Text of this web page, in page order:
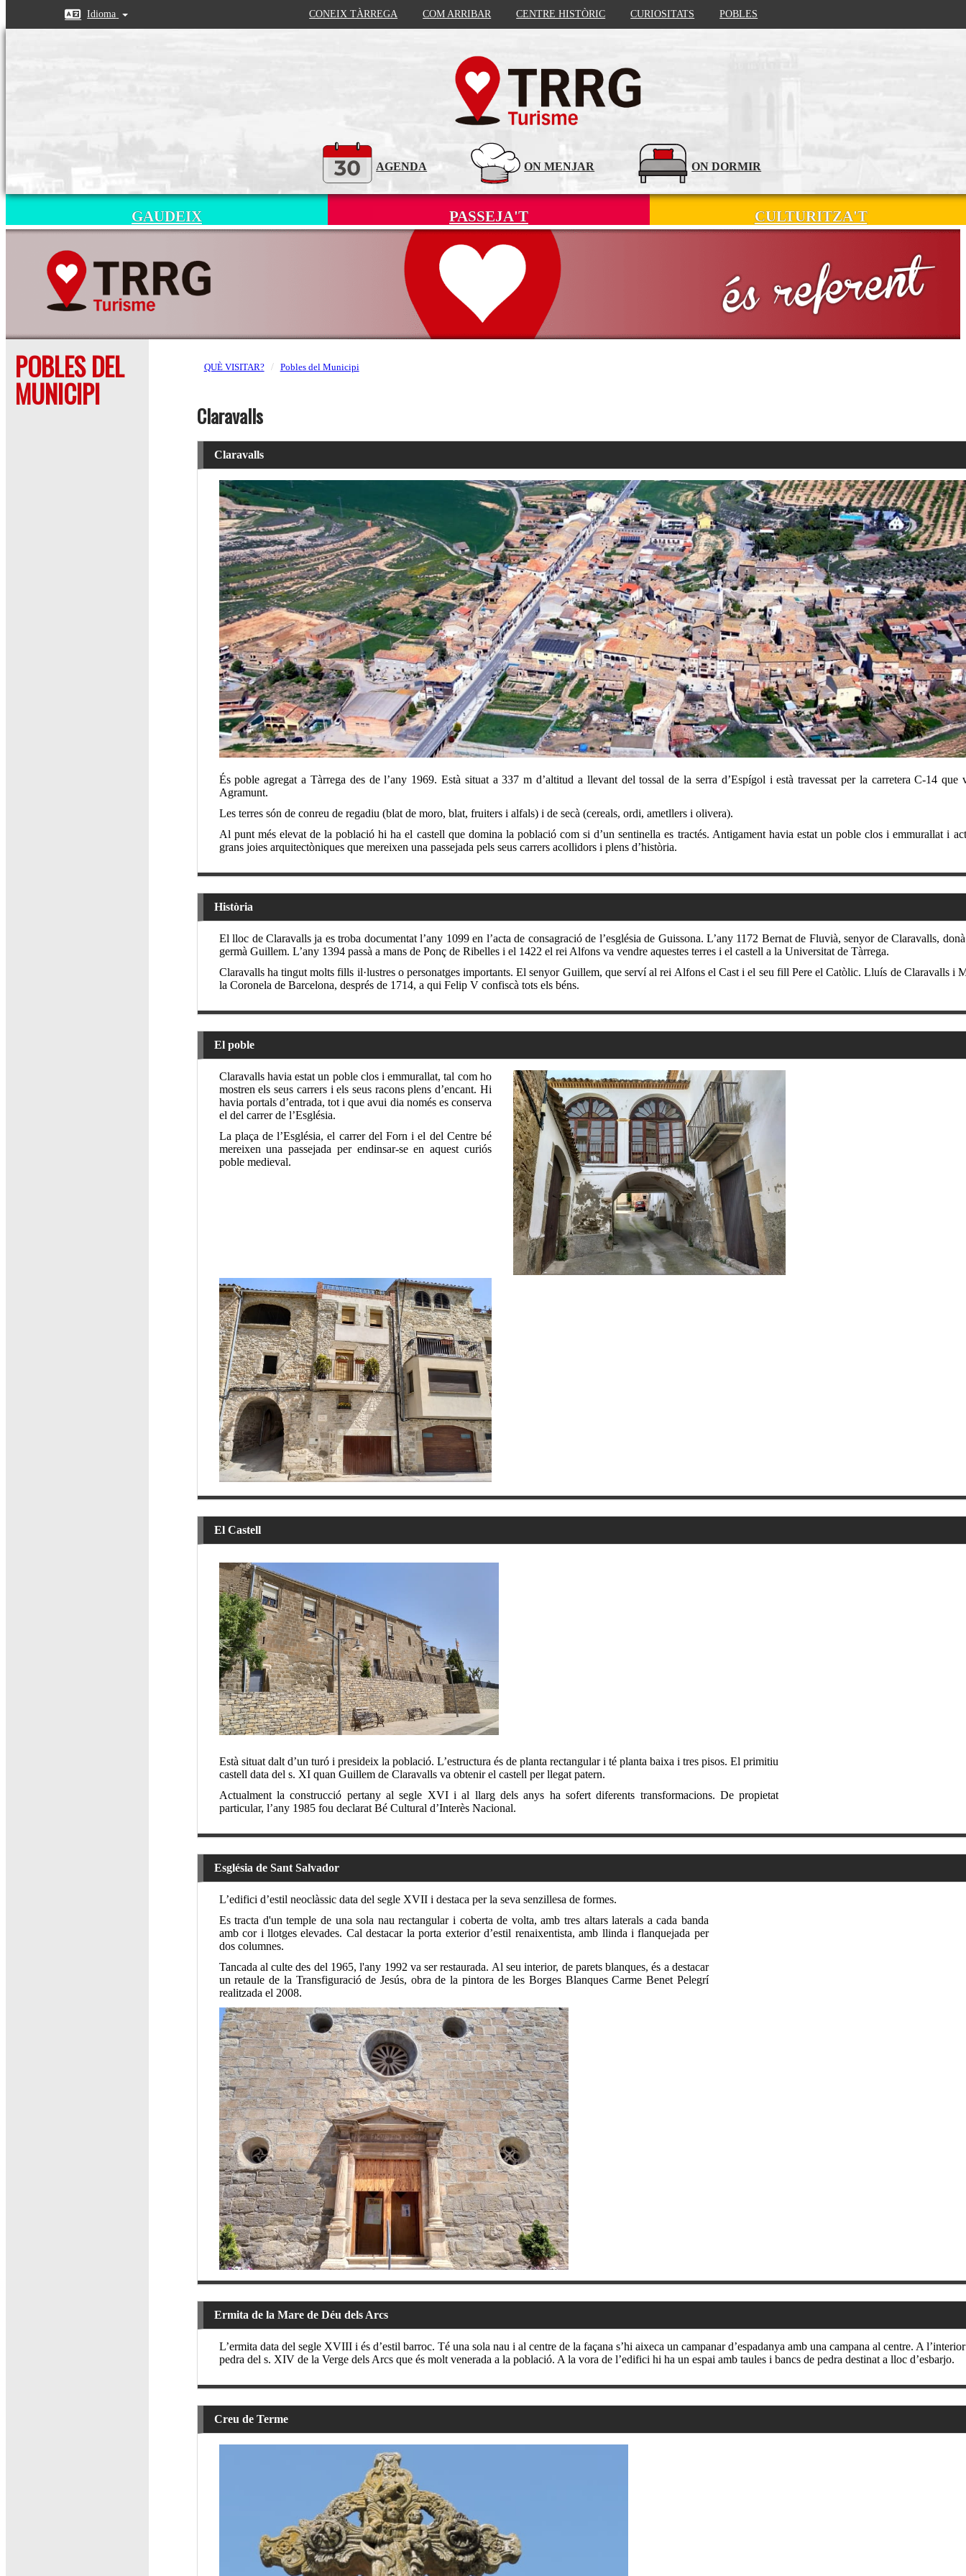
Idioma CONEIX TÀRREGA COM ARRIBAR CENTRE HISTÒRIC CURIOSITATS POBLES
AGENDA ON MENJAR ON DORMIR
GAUDEIX PASSEJA'T CULTURITZA'T
POBLES DEL
MUNICIPI
QUÈ VISITAR? Pobles del Municipi
Claravalls
Claravalls
És poble agregat a Tàrrega des de l’any 1969. Està situat a 337 m d’altitud a llevant del tossal de la serra d’Espígol i està travessat per la carretera C-14 que
Agramunt.
Les terres són de conreu de regadiu (blat de moro, blat, fruiters i alfals) i de secà (cereals, ordi, ametllers i olivera).
Al punt més elevat de la població hi ha el castell que domina la població com si d’un sentinella es tractés. Antigament havia estat un poble clos i emmurallat i
grans joies arquitectòniques que mereixen una passejada pels seus carrers acollidors i plens d’història.
Història
El lloc de Claravalls ja es troba documentat l’any 1099 en l’acta de consagració de l’església de Guissona. L’any 1172 Bernat de Fluvià, senyor de Claravalls,
germà Guillem. L’any 1394 passà a mans de Ponç de Ribelles i el 1422 el rei Alfons va vendre aquestes terres i el castell a la Universitat de Tàrrega.
Claravalls ha tingut molts fills il·lustres o personatges importants. El senyor Guillem, que serví al rei Alfons el Cast i el seu fill Pere el Catòlic. Lluís de Claravalls i
la Coronela de Barcelona, després de 1714, a qui Felip V confiscà tots els béns.
El poble
Claravalls havia estat un poble clos i emmurallat, tal com ho
mostren els seus carrers i els seus racons plens d’encant. Hi
havia portals d’entrada, tot i que avui dia només es conserva
el del carrer de l’Església.
La plaça de l’Església, el carrer del Forn i el del Centre bé
mereixen una passejada per endinsar-se en aquest curiós
poble medieval.
El Castell
Està situat dalt d’un turó i presideix la població. L’estructura és de planta rectangular i té planta baixa i tres pisos. El primitiu
castell data del s. XI quan Guillem de Claravalls va obtenir el castell per llegat patern.
Actualment la construcció pertany al segle XVI i al llarg dels anys ha sofert diferents transformacions. De propietat
particular, l’any 1985 fou declarat Bé Cultural d’Interès Nacional.
Església de Sant Salvador
L’edifici d’estil neoclàssic data del segle XVII i destaca per la seva senzillesa de formes.
Es tracta d'un temple de una sola nau rectangular i coberta de volta, amb tres altars laterals a cada banda
amb cor i llotges elevades. Cal destacar la porta exterior d’estil renaixentista, amb llinda i flanquejada per
dos columnes.
Tancada al culte des del 1965, l'any 1992 va ser restaurada. Al seu interior, de parets blanques, és a destacar
un retaule de la Transfiguració de Jesús, obra de la pintora de les Borges Blanques Carme Benet Pelegrí
realitzada el 2008.
Ermita de la Mare de Déu dels Arcs
L’ermita data del segle XVIII i és d’estil barroc. Té una sola nau i al centre de la façana s’hi aixeca un campanar d’espadanya amb una campana al centre. A
pedra del s. XIV de la Verge dels Arcs que és molt venerada a la població. A la vora de l’edifici hi ha un espai amb taules i bancs de pedra destinat a lloc d’esbarjo.
Creu de Terme